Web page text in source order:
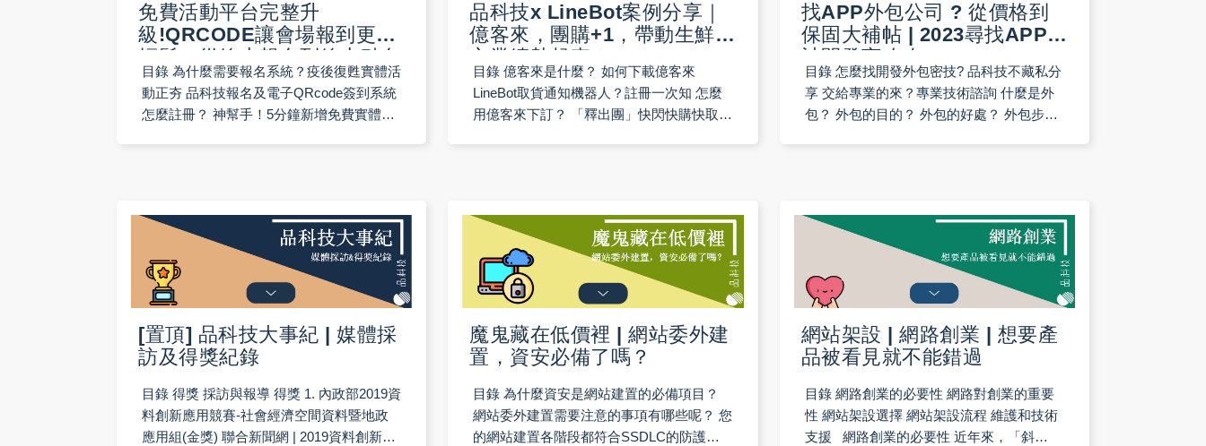
免費活動平台完整升
級!QRCODE讓會場報到更加
輕鬆，從線上報名到線上點名
不再是難事
目錄 為什麼需要報名系統？疫後復甦實體活
動正夯 品科技報名及電子QRcode簽到系統
怎麼註冊？ 神幫手！5分鐘新增免費實體活
品科技x LineBot案例分享｜
億客來，團購+1，帶動生鮮超
市業績熱起來！
目錄 億客來是什麼？ 如何下載億客來
LineBot取貨通知機器人？註冊一次知 怎麼
用億客來下訂？ 「釋出團」快閃快購快取
找APP外包公司 ? 從價格到
保固大補帖 | 2023尋找APP設
計開發商攻略
目錄 怎麼找開發外包密技? 品科技不藏私分
享 交給專業的來？專業技術諮詢 什麼是外
包？ 外包的目的？ 外包的好處？ 外包步驟
[置頂] 品科技大事紀 | 媒體採
訪及得獎紀錄
目錄 得獎 採訪與報導 得獎 1. 內政部2019資
料創新應用競賽-社會經濟空間資料暨地政
應用組(金獎) 聯合新聞網 | 2019資料創新應
魔鬼藏在低價裡 | 網站委外建
置，資安必備了嗎？
目錄 為什麼資安是網站建置的必備項目？
網站委外建置需要注意的事項有哪些呢？ 您
的網站建置各階段都符合SSDLC的防護基
網站架設 | 網路創業 | 想要產
品被看見就不能錯過
目錄 網路創業的必要性 網路對創業的重要
性 網站架設選擇 網站架設流程 維護和技術
支援 網路創業的必要性 近年來，「斜